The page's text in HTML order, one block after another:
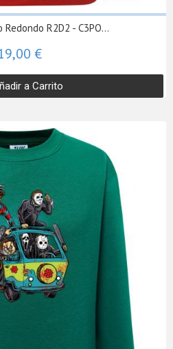
R2D2 - C3PO...
€
a Carrito